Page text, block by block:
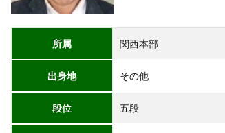
所属 関西本部
出身地 その他
段位 五段